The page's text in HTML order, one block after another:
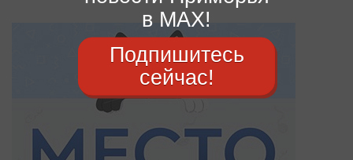
в MAX!
Подпишитесь
сейчас!